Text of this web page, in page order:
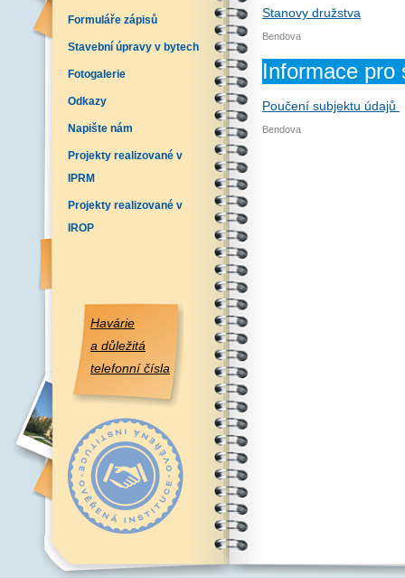
Formuláře zápisů
Stavební úpravy v bytech
Fotogalerie
Odkazy
Napište nám
Projekty realizované v
IPRM
Projekty realizované v
IROP
Havárie
a důležitá
telefonní čísla
Stanovy družstva
Bendova
Informace pro
Poučení subjektu údajů
Bendova